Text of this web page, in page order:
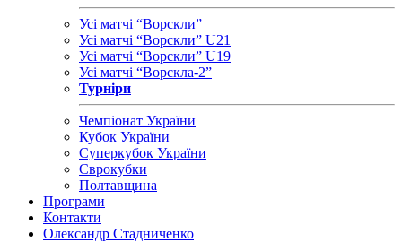
Усі матчі “Ворскли”
Усі матчі “Ворскли” U21
Усі матчі “Ворскли” U19
Усі матчі “Ворскла-2”
Турніри
Чемпіонат України
Кубок України
Суперкубок України
Єврокубки
Полтавщина
Програми
Контакти
Олександр Стадниченко